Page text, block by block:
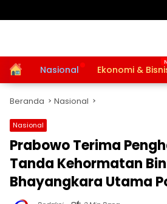
HomeNasional Ekonomi &
Beranda Nasional
Nasional
Prabowo Terima
Tanda Kehormatan
Bhayangkara Utama